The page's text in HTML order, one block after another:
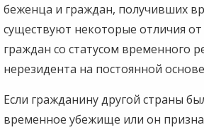
беженца и граждан, получивших
существуют некоторые отличия
граждан со статусом временного
нерезидента на постоянной
Если гражданину другой страны
временное убежище или он